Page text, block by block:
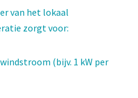
van het lokaal
zorgt voor:
(bijv. 1 kW per